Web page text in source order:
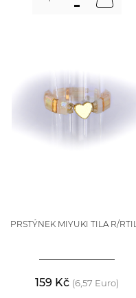
PRSTÝNEK MIYUKI TILA R/
159 Kč (6,57 Euro)